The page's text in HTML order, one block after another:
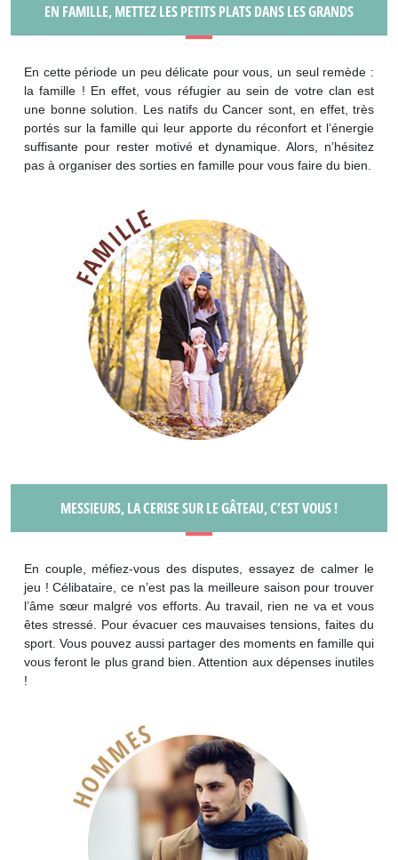
EN FAMILLE, METTEZ LES PETITS PLATS DANS LES GRANDS
En cette période un peu délicate pour vous, un seul remède :
la famille ! En effet, vous réfugier au sein de votre clan est
une bonne solution. Les natifs du Cancer sont, en effet, très
portés sur la famille qui leur apporte du réconfort et l’énergie
suffisante pour rester motivé et dynamique. Alors, n’hésitez
pas à organiser des sorties en famille pour vous faire du bien.
MESSIEURS, LA CERISE SUR LE GÂTEAU, C’EST VOUS !
En couple, méfiez-vous des disputes, essayez de calmer le
jeu ! Célibataire, ce n’est pas la meilleure saison pour trouver
l’âme sœur malgré vos efforts. Au travail, rien ne va et vous
êtes stressé. Pour évacuer ces mauvaises tensions, faites du
sport. Vous pouvez aussi partager des moments en famille qui
vous feront le plus grand bien. Attention aux dépenses inutiles
!